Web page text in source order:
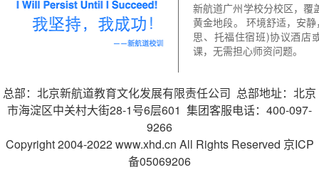
新航道广州学校分校区，覆
黄金地段。 环境舒适，安
思、托福住宿班)协议酒店
课，无需担心师资问题。
总部：北京新航道教育文化发展有限责任公司 总部地址：北京
市海淀区中关村大街28-1号6层601 集团客服电话：400-097-
9266
Copyright 2004-2022 www.xhd.cn All Rights Reserved 京ICP
备05069206